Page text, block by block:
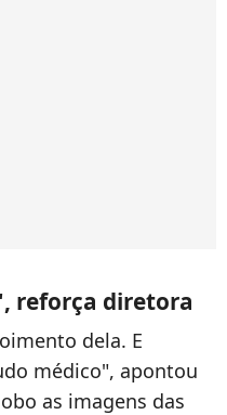
reforça diretora
dela. E
médico", apontou
as imagens das